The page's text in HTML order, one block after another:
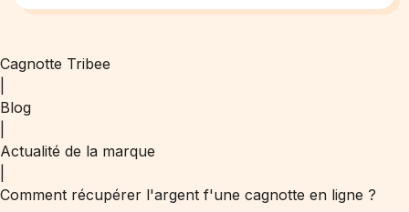
Cagnotte Tribee
Blog
Actualité de la marque
Comment récupérer l'argent f'une cagnotte en ligne ?